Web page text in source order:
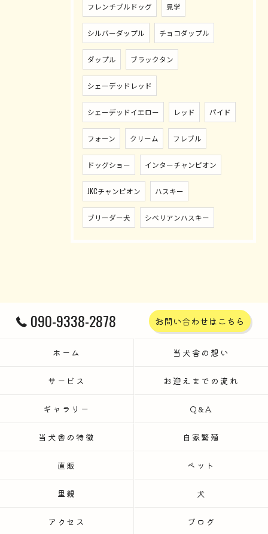
フレンチブルドッグ 見学
シルバーダップル チョコダップル
ダップル ブラックタン
シェーデッドレッド
シェーデッドイエロー レッド パイド
フォーン クリーム フレブル
ドッグショー インターチャンピオン
JKCチャンピオン ハスキー
ブリーダー犬 シベリアンハスキー
090-9338-2878 お問い合わせはこちら
ホーム 当犬舎の想い
サービス お迎えまでの流れ
ギャラリー Q&A
当犬舎の特徴 自家繁殖
直販 ペット
里親 犬
アクセス ブログ